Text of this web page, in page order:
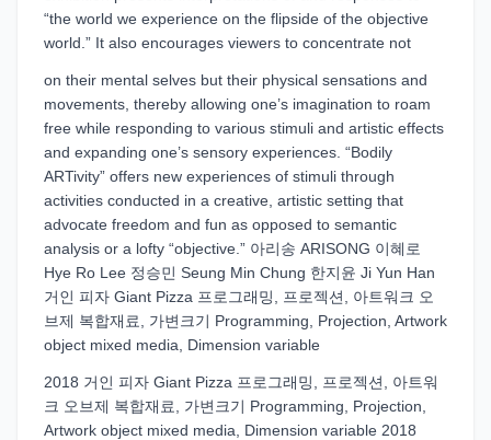
“the world we experience on the flipside of the objective
world.” It also encourages viewers to concentrate not
on their mental selves but their physical sensations and
movements, thereby allowing one’s imagination to roam
free while responding to various stimuli and artistic effects
and expanding one’s sensory experiences. “Bodily
ARTivity” offers new experiences of stimuli through
activities conducted in a creative, artistic setting that
advocate freedom and fun as opposed to semantic
analysis or a lofty “objective.” 아리송 ARISONG 이혜로
Hye Ro Lee 정승민 Seung Min Chung 한지윤 Ji Yun Han
거인 피자 Giant Pizza 프로그래밍, 프로젝션, 아트워크 오
브제 복합재료, 가변크기 Programming, Projection, Artwork
object mixed media, Dimension variable
2018 거인 피자 Giant Pizza 프로그래밍, 프로젝션, 아트워
크 오브제 복합재료, 가변크기 Programming, Projection,
Artwork object mixed media, Dimension variable 2018